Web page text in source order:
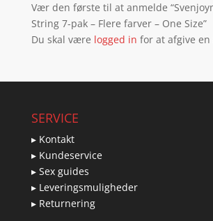
Vær den første til at anmelde
String 7-pak – Flere farver – One Size”
Du skal være logged in for at afgive
SERVICE
▸ Kontakt
▸ Kundeservice
▸ Sex guides
▸ Leveringsmuligheder
▸ Returnering